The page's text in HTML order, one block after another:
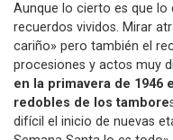
Aunque lo cierto es que lo
recuerdos vividos. Mirar
cariño» pero también el
procesiones y actos muy
en la primavera de 1946
redobles de los tambore
difícil el inicio de nuevas